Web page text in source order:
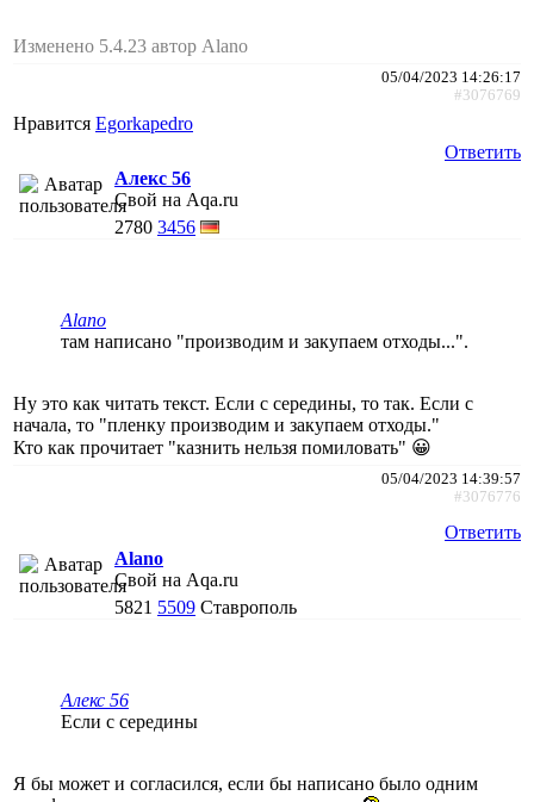
Изменено 5.4.23 автор Alano
05/04/2023 14:26:17
#3076769
Нравится Egorkapedro
Ответить
Алекс 56
Свой на Aqa.ru
2780 3456
Alano
там написано "производим и закупаем отходы...".
Ну это как читать текст. Если с середины, то так. Если с
начала, то "пленку производим и закупаем отходы."
Кто как прочитает "казнить нельзя помиловать" 😀
05/04/2023 14:39:57
#3076776
Ответить
Alano
Свой на Aqa.ru
5821 5509 Ставрополь
Алекс 56
Если с середины
Я бы может и согласился, если бы написано было одним